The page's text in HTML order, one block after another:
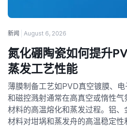
新闻 August 6, 2026
氮化硼陶瓷如何提升
蒸发工艺性能
薄膜制备工艺如PVD真空镀膜、
和磁控溅射通常在高真空或惰性
材料的高温熔化和蒸发过程。铝
材料对坩埚和蒸发舟的高温稳定